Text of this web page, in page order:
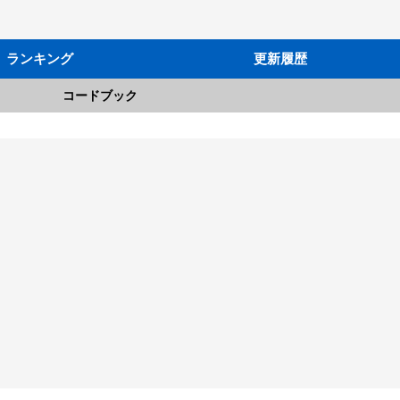
ランキング 更新履歴
コードブック